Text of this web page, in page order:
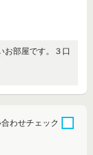
お部屋です。３口
わせチェック